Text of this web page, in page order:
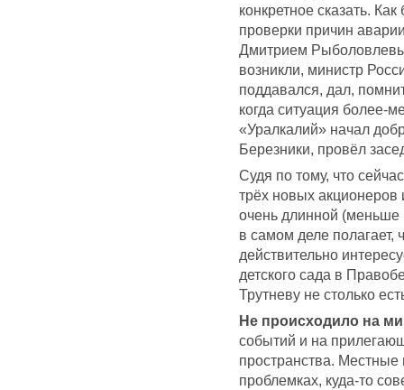
конкретное сказать.
проверки причин
Дмитрием
возникли, министр
поддавался, дал,
когда ситуация более-
«Уралкалий» начал
Березники, провёл
Судя по тому, что
трёх новых акционеров
очень длинной (меньше
в самом деле полагает,
действительно
детского сада в
Трутневу не столько
Не происходило на
событий и на
пространства. Местные
проблемках, куда-то